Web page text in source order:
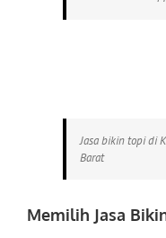
Jasa bikin topi di
Barat
Memilih Jasa